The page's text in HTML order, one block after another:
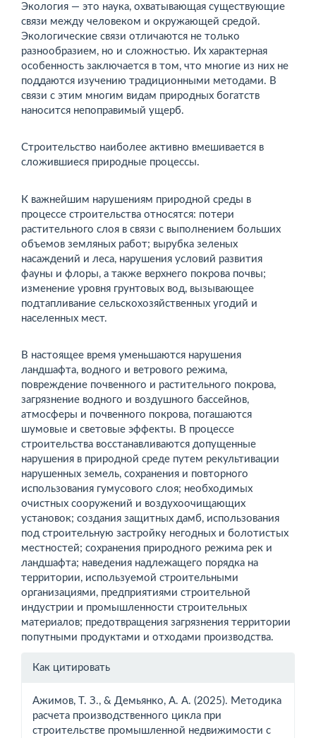
Экология — это наука, охватывающая существующие
связи между человеком и окружающей средой.
Экологические связи отличаются не только
разнообразием, но и сложностью. Их характерная
особенность заключается в том, что многие из них не
поддаются изучению традиционными методами. В
связи с этим многим видам природных богатств
наносится непоправимый ущерб.
Строительство наиболее активно вмешивается в
сложившиеся природные процессы.
К важнейшим нарушениям природной среды в
процессе строительства относятся: потери
растительного слоя в связи с выполнением больших
объемов земляных работ; вырубка зеленых
насаждений и леса, нарушения условий развития
фауны и флоры, а также верхнего покрова почвы;
изменение уровня грунтовых вод, вызывающее
подтапливание сельскохозяйственных угодий и
населенных мест.
В настоящее время уменьшаются нарушения
ландшафта, водного и ветрового режима,
повреждение почвенного и растительного покрова,
загрязнение водного и воздушного бассейнов,
атмосферы и почвенного покрова, погашаются
шумовые и световые эффекты. В процессе
строительства восстанавливаются допущенные
нарушения в природной среде путем рекультивации
нарушенных земель, сохранения и повторного
использования гумусового слоя; необходимых
очистных сооружений и воздухоочищающих
установок; создания защитных дамб, использования
под строительную застройку негодных и болотистых
местностей; сохранения природного режима рек и
ландшафта; наведения надлежащего порядка на
территории, используемой строительными
организациями, предприятиями строительной
индустрии и промышленности строительных
материалов; предотвращения загрязнения территории
попутными продуктами и отходами производства.
Информация
Как цитировать
Ажимов, Т. З., & Демьянко, А. А. (2025). Методика
расчета производственного цикла при
строительстве промышленной недвижимости с